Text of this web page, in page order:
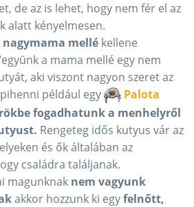
de az is lehet, hogy nem fér el az
alatt kényelmesen.
nagymama mellé kellene
a mama mellé egy nem
aki viszont nagyon szeret az
például egy
Palota
fogadhatunk a menhelyről
Rengeteg idős kutyus vár az
és ők általában az
családra találjanak.
magunknak nem vagyunk
akkor hozzunk ki egyfelnőtt,